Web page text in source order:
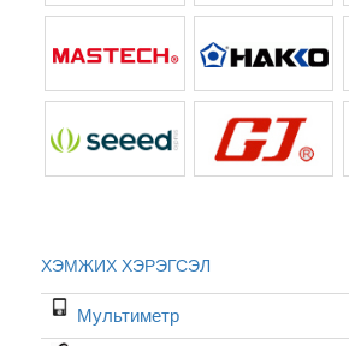
ХЭМЖИХ ХЭРЭГСЭЛ
Мультиметр